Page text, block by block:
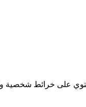
على خرائط شخصية